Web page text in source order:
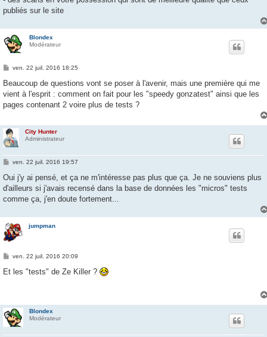
publiés sur le site
Blondex
Modérateur
M
s
a
g
e
ven. 22 juil. 2016 18:25
Beaucoup de questions vont se poser à l'avenir, mais une première qui me
vient à l'esprit : comment on fait pour les "speedy gonzatest" ainsi que les
pages contenant 2 voire plus de tests ?
City Hunter
Administrateur
M
s
a
g
ven. 22 juil. 2016 19:57
Oui j'y ai pensé, et ça ne m'intéresse pas plus que ça. Je ne souviens plus
d'ailleurs si j'avais recensé dans la base de données les "micros" tests
comme ça, j'en doute fortement...
jumpman
M
s
ven. 22 juil. 2016 20:09
Et les "tests" de Ze Killer ?
Blondex
Modérateur